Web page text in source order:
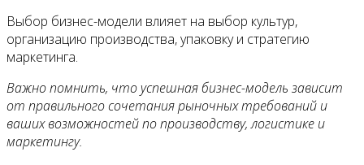
Выбор бизнес-модели влияет на выбор культур,
организацию производства, упаковку и стратегию
маркетинга.
Важно помнить, что успешная бизнес-модель зависит
от правильного сочетания рыночных требований и
ваших возможностей по производству, логистике и
маркетингу.